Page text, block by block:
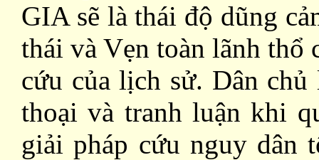
GIA sẽ là thái độ dũng
thái và Vẹn toàn lãnh thổ
cứu của lịch sử. Dân
thoại và tranh luận khi
giải pháp cứu nguy dân